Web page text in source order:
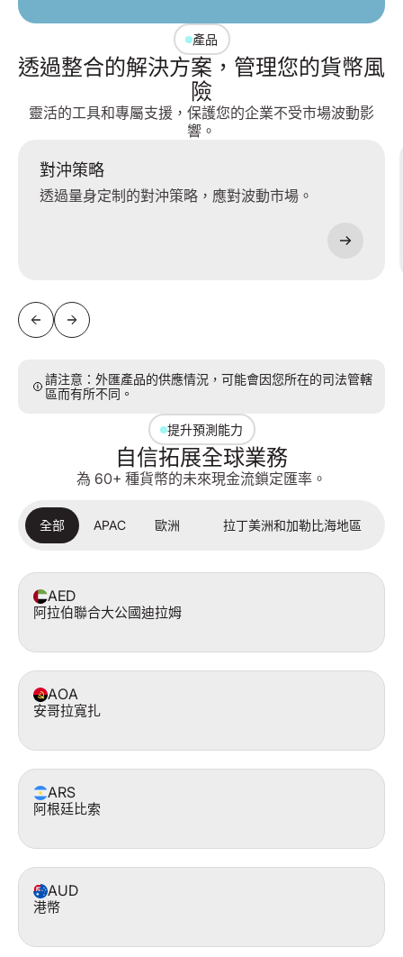
產品
透過整合的解決方案，管理您的貨幣風
險
靈活的工具和專屬支援，保護您的企業不受市場波動影
響。
對沖策略
透過量身定制的對沖策略，應對波動市場。
請注意：外匯產品的供應情況，可能會因您所在的司法管轄
區而有所不同。
提升預測能力
自信拓展全球業務
為 60+ 種貨幣的未來現金流鎖定匯率。
全部 APAC 歐洲 拉丁美洲和加勒比海地區
AED
阿拉伯聯合大公國迪拉姆
AOA
安哥拉寬扎
ARS
阿根廷比索
AUD
港幣